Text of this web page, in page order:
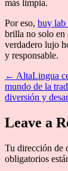
más limpia.
Por eso, buy lab
brilla no solo en
verdadero lujo
y responsable.
← AltaLingua
mundo de la
diversión y
Leave a
Tu dirección de
obligatorios